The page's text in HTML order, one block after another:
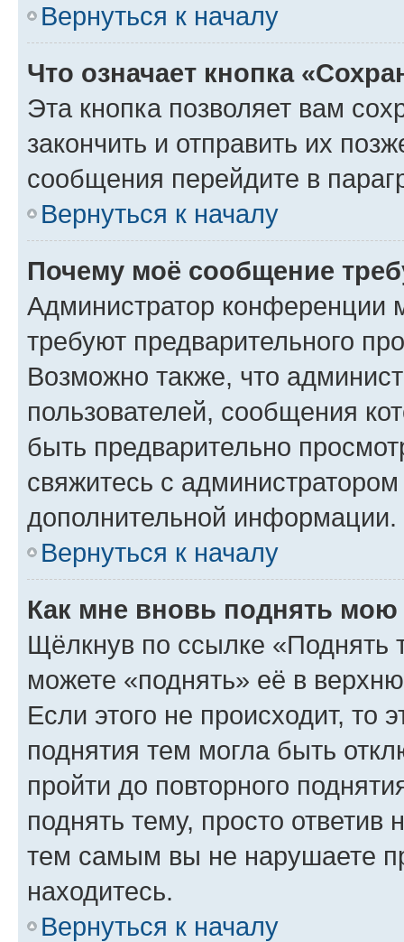
Вернуться к началу
Что означает кнопка
Эта кнопка позволяет вам
закончить и отправить их
сообщения перейдите в
Вернуться к началу
Почему моё сообщение
Администратор конференции
требуют предварительного
Возможно также, что
пользователей, сообщения
быть предварительно
свяжитесь с
дополнительной информации.
Вернуться к началу
Как мне вновь поднять мою
Щёлкнув по ссылке «Поднять
можете «поднять» её в
Если этого не происходит, то
поднятия тем могла быть
пройти до повторного
поднять тему, просто ответив
тем самым вы не нарушаете
находитесь.
Вернуться к началу